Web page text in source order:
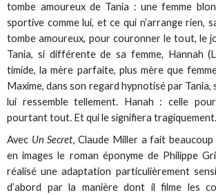
tombe amoureux de Tania : une femme
sportive comme lui, et ce qui n’arrange rien,
tombe amoureux, pour couronner le tout, le
Tania, si différente de sa femme, Hannah
timide, la mère parfaite, plus mère que
Maxime, dans son regard hypnotisé par Tania,
lui ressemble tellement. Hanah : celle
pourtant tout. Et qui le signifiera tragiquement.
Avec Un Secret, Claude Miller a fait
en images le roman éponyme de Philippe
réalisé une adaptation particulièrement
d’abord par la manière dont il filme les